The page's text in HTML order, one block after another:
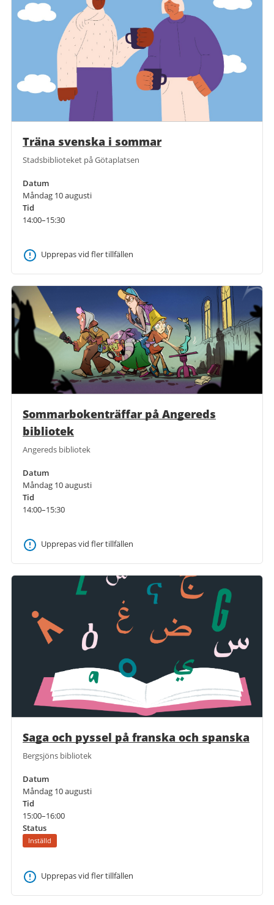
Träna svenska i sommar
Stadsbiblioteket på Götaplatsen
Datum
Måndag 10 augusti
Tid
14:00–15:30
Upprepas vid fler tillfällen
Sommarbokenträffar på Angereds
bibliotek
Angereds bibliotek
Datum
Måndag 10 augusti
Tid
14:00–15:30
Upprepas vid fler tillfällen
Saga och pyssel på franska och spanska
Bergsjöns bibliotek
Datum
Måndag 10 augusti
Tid
15:00–16:00
Status
Inställd
Upprepas vid fler tillfällen